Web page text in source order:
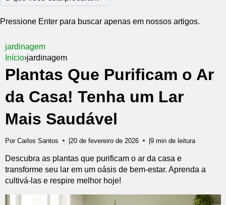
principal
Pressione Enter para buscar apenas em nossos artigos.
jardinagem
Início›jardinagem
Plantas Que Purificam o Ar
da Casa! Tenha um Lar
Mais Saudável
Por Carlos Santos |20 de fevereiro de 2026 |9 min de leitura
Descubra as plantas que purificam o ar da casa e
transforme seu lar em um oásis de bem-estar. Aprenda a
cultivá-las e respire melhor hoje!